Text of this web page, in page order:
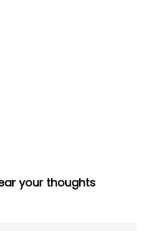
your thoughts